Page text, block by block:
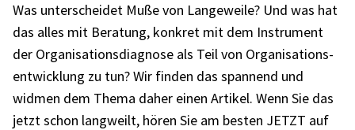
Was unter­schei­det Muße von Lange­weile? Und was hat
das alles mit Bera­tung, konkret mit dem Instru­ment
der Orga­ni­sa­ti­ons­dia­gnose als Teil von Orga­ni­sa­ti­ons­
ent­wick­lung zu tun? Wir finden das span­nend und
widmen dem Thema daher einen Arti­kel. Wenn Sie das
jetzt schon lang­weilt, hören Sie am besten JETZT auf